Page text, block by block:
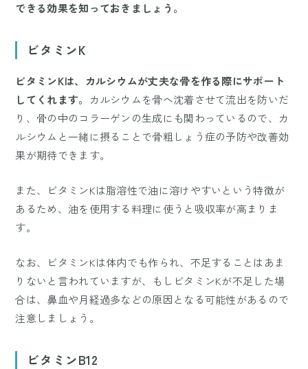
できる効果を知っておきましょう。
ビタミンK
ビタミンKは、カルシウムが丈夫な骨を作る際にサポート
してくれます。
カルシウムを骨へ沈着させて流出を防いだ
り、骨の中のコラーゲンの生成にも関わっているので、カ
ルシウムと一緒に摂ることで骨粗しょう症の予防や改善効
果が期待できます。
また、ビタミンKは脂溶性で油に溶けやすいという特徴が
あるため、油を使用する料理に使うと吸収率が高まりま
す。
なお、ビタミンKは体内でも作られ、不足することはあま
りないと言われていますが、もしビタミンKが不足した場
合は、鼻血や月経過多などの原因となる可能性があるので
注意しましょう。
ビタミンB12